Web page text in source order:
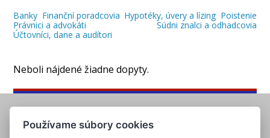
Banky Finanční poradcovia Hypotéky, úvery a lízing Poistenie
Právnici a advokáti
Súdni znalci a odhadcovia
Účtovníci, dane a audítori
Neboli nájdené žiadne dopyty.
Používame súbory cookies